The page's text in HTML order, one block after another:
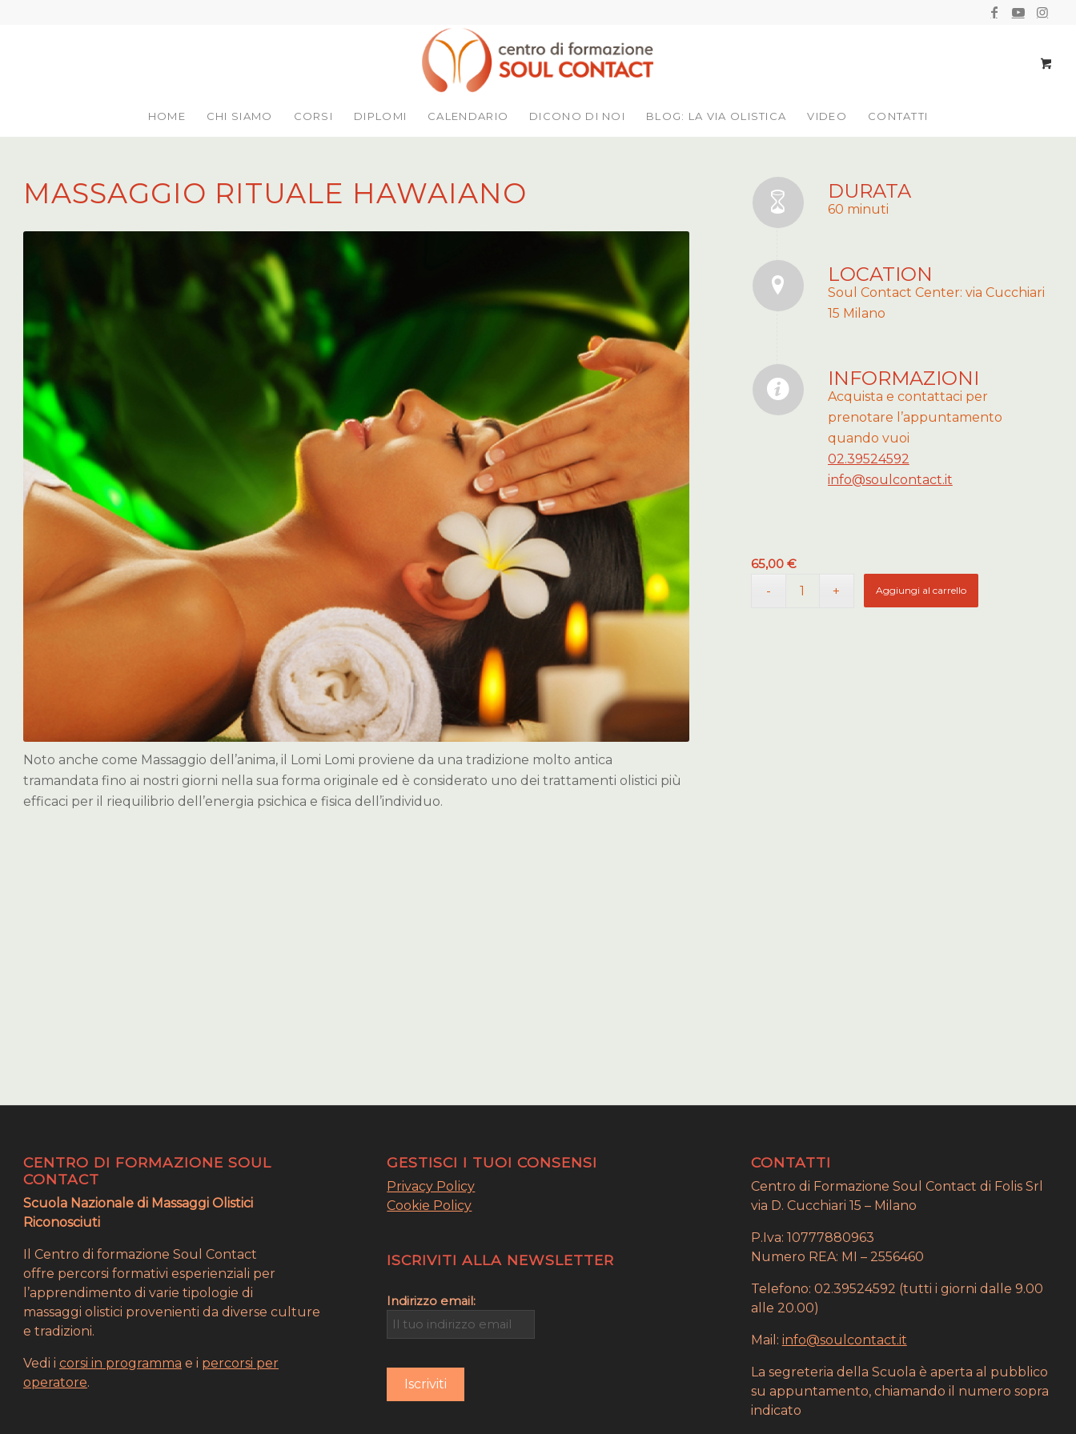
HOME CHI SIAMO CORSI DIPLOMI CALENDARIO DICONO DI NOI BLOG: LA VIA OLISTICA VIDEO CONTATTI
MASSAGGIO RITUALE HAWAIANO
Noto anche come Massaggio dell’anima, il Lomi Lomi proviene da una tradizione molto antica
tramandata fino ai nostri giorni nella sua forma originale ed è considerato uno dei trattamenti olistici più
efficaci per il riequilibrio dell’energia psichica e fisica dell’individuo.
DURATA
60 minuti
LOCATION
Soul Contact Center: via Cucchiari
15 Milano
INFORMAZIONI
Acquista e contattaci per
prenotare l’appuntamento
quando vuoi
02.39524592
info@soulcontact.it
65,00 €
Aggiungi al carrello
CENTRO DI FORMAZIONE SOUL
CONTACT
Scuola Nazionale di Massaggi Olistici
Riconosciuti
Il Centro di formazione Soul Contact
offre percorsi formativi esperienziali per
l’apprendimento di varie tipologie di
massaggi olistici provenienti da diverse culture
e tradizioni.
Vedi i corsi in programma e i percorsi per
operatore.
GESTISCI I TUOI CONSENSI
Privacy Policy
Cookie Policy
ISCRIVITI ALLA NEWSLETTER
Indirizzo email:
CONTATTI
Centro di Formazione Soul Contact di Folis Srl
via D. Cucchiari 15 – Milano
P.Iva: 10777880963
Numero REA: MI – 2556460
Telefono: 02.39524592 (tutti i giorni dalle 9.00
alle 20.00)
Mail: info@soulcontact.it
La segreteria della Scuola è aperta al pubblico
su appuntamento, chiamando il numero sopra
indicato